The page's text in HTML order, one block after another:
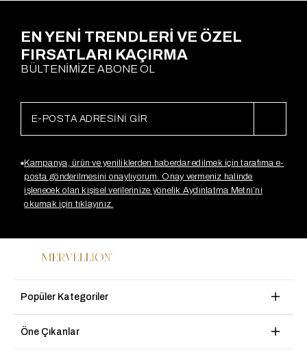
EN YENİ TRENDLERİ VE ÖZEL
FIRSATLARI KAÇIRMA
BÜLTENİMİZE ABONE OL
Kampanya, ürün ve yeniliklerden haberdar edilmek için tarafıma e-
posta gönderilmesini onaylıyorum. Onay vermeniz halinde
işlenecek olan kişisel verilerinize yönelik Aydınlatma Metni’ni
okumak için tıklayınız.
Popüler Kategoriler
Öne Çıkanlar